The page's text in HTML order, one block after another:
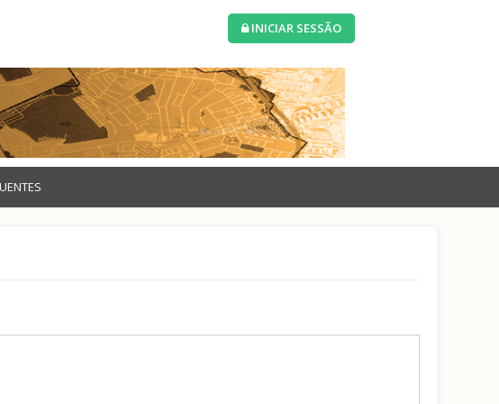
INICIAR SESSÃO